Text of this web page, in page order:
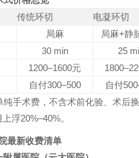
传统环切 电凝环切
局麻 局麻+静
30 min 25
1200–1600元
自付300–500 自付
纯手术费，不含术前化验、术后
浮20%–40%。
最新收费清单